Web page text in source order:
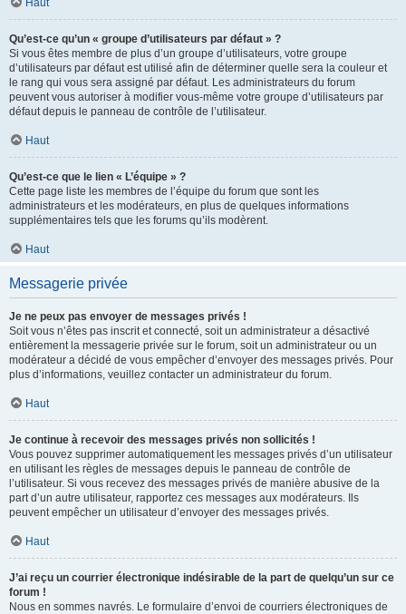
Haut
Qu’est-ce qu’un « groupe d’utilisateurs par défaut » ?
Si vous êtes membre de plus d’un groupe d’utilisateurs, votre groupe
d’utilisateurs par défaut est utilisé afin de déterminer quelle sera la couleur et
le rang qui vous sera assigné par défaut. Les administrateurs du forum
peuvent vous autoriser à modifier vous-même votre groupe d’utilisateurs par
défaut depuis le panneau de contrôle de l’utilisateur.
Haut
Qu’est-ce que le lien « L’équipe » ?
Cette page liste les membres de l’équipe du forum que sont les
administrateurs et les modérateurs, en plus de quelques informations
supplémentaires tels que les forums qu’ils modèrent.
Haut
Messagerie privée
Je ne peux pas envoyer de messages privés !
Soit vous n’êtes pas inscrit et connecté, soit un administrateur a désactivé
entièrement la messagerie privée sur le forum, soit un administrateur ou un
modérateur a décidé de vous empêcher d’envoyer des messages privés. Pour
plus d’informations, veuillez contacter un administrateur du forum.
Haut
Je continue à recevoir des messages privés non sollicités !
Vous pouvez supprimer automatiquement les messages privés d’un utilisateur
en utilisant les règles de messages depuis le panneau de contrôle de
l’utilisateur. Si vous recevez des messages privés de manière abusive de la
part d’un autre utilisateur, rapportez ces messages aux modérateurs. Ils
peuvent empêcher un utilisateur d’envoyer des messages privés.
Haut
J’ai reçu un courrier électronique indésirable de la part de quelqu’un sur ce
forum !
Nous en sommes navrés. Le formulaire d’envoi de courriers électroniques de